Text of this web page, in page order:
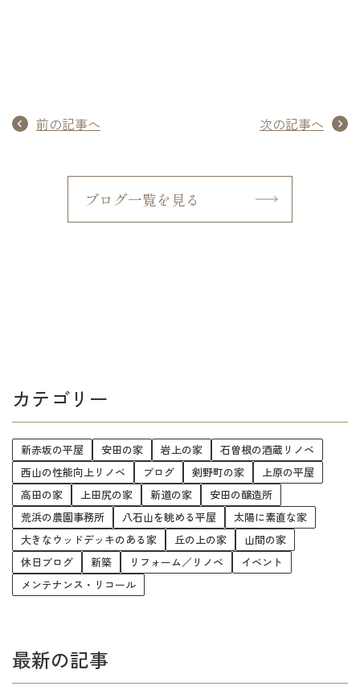
前の記事へ 次の記事へ
ブログ一覧を見る
カテゴリー
新赤坂の平屋 安田の家 岩上の家
石曽根の酒蔵リノベ
西山の性能向上リノベ
ブログ 剣野町の家
上原の平屋
高田の家
上田尻の家 新道の家
安田の醸造所
荒浜の農園事務所
八石山を眺める平屋
太陽に素直な家
大きなウッドデッキのある家
丘の上の家
山間の家
休日ブログ
新築 リフォーム／リノベ
イベント
メンテナンス・リコール
最新の記事